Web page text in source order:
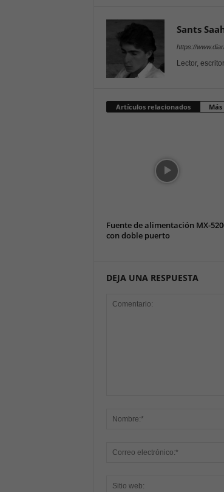
Sants
https://
Lector,
Artículos relacionados
Fuente de alimentación MX-
con doble puerto
DEJA UNA RESPUESTA